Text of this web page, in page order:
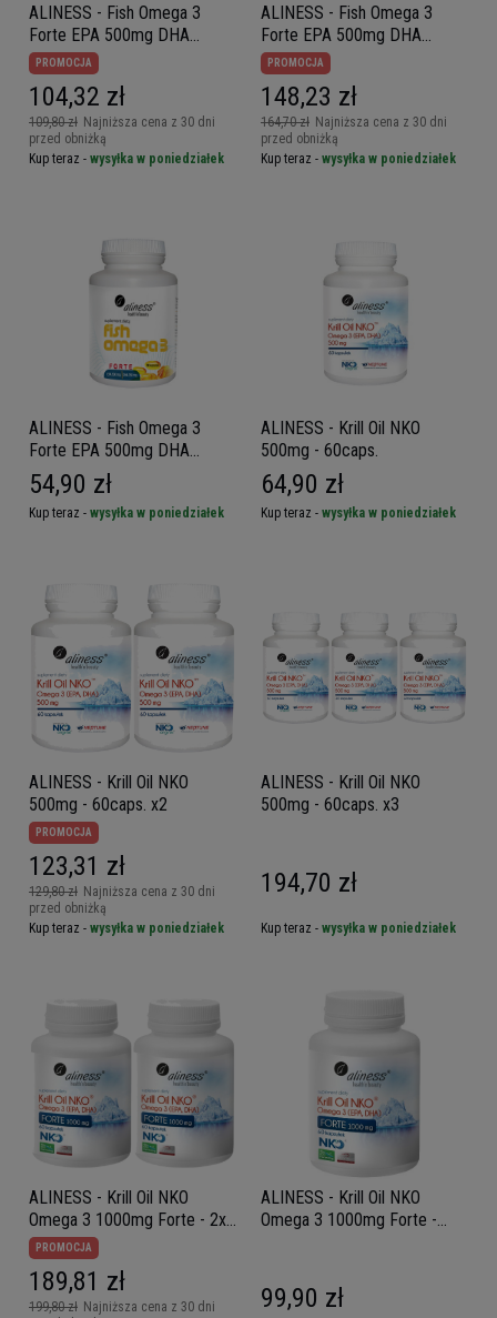
ALINESS - Fish Omega 3
Forte EPA 500mg DHA
250mg - 2x 60caps.
PROMOCJA
109,80 zł Najniższa cena z 30 dni
przed obniżką
104,32 zł
Kup teraz - wysyłka w poniedziałek
ALINESS - Fish Omega 3
Forte EPA 500mg DHA
250mg - 3x 60caps.
PROMOCJA
164,70 zł Najniższa cena z 30 dni
przed obniżką
148,23 zł
Kup teraz - wysyłka w poniedziałek
ALINESS - Fish Omega 3
Forte EPA 500mg DHA
250mg - 60caps.
54,90 zł
Kup teraz - wysyłka w poniedziałek
ALINESS - Krill Oil NKO
500mg - 60caps.
64,90 zł
Kup teraz - wysyłka w poniedziałek
ALINESS - Krill Oil NKO
500mg - 60caps. x2
PROMOCJA
129,80 zł Najniższa cena z 30 dni
przed obniżką
123,31 zł
Kup teraz - wysyłka w poniedziałek
ALINESS - Krill Oil NKO
500mg - 60caps. x3
194,70 zł
Kup teraz - wysyłka w poniedziałek
ALINESS - Krill Oil NKO
Omega 3 1000mg Forte - 2x
60caps.
PROMOCJA
199,80 zł Najniższa cena z 30 dni
189,81 zł
ALINESS - Krill Oil NKO
Omega 3 1000mg Forte -
99,90 zł